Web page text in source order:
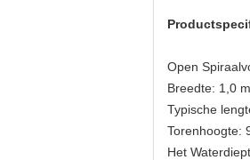
Open
Breedte: 1,0
Typische
Torenhoogte:
Het